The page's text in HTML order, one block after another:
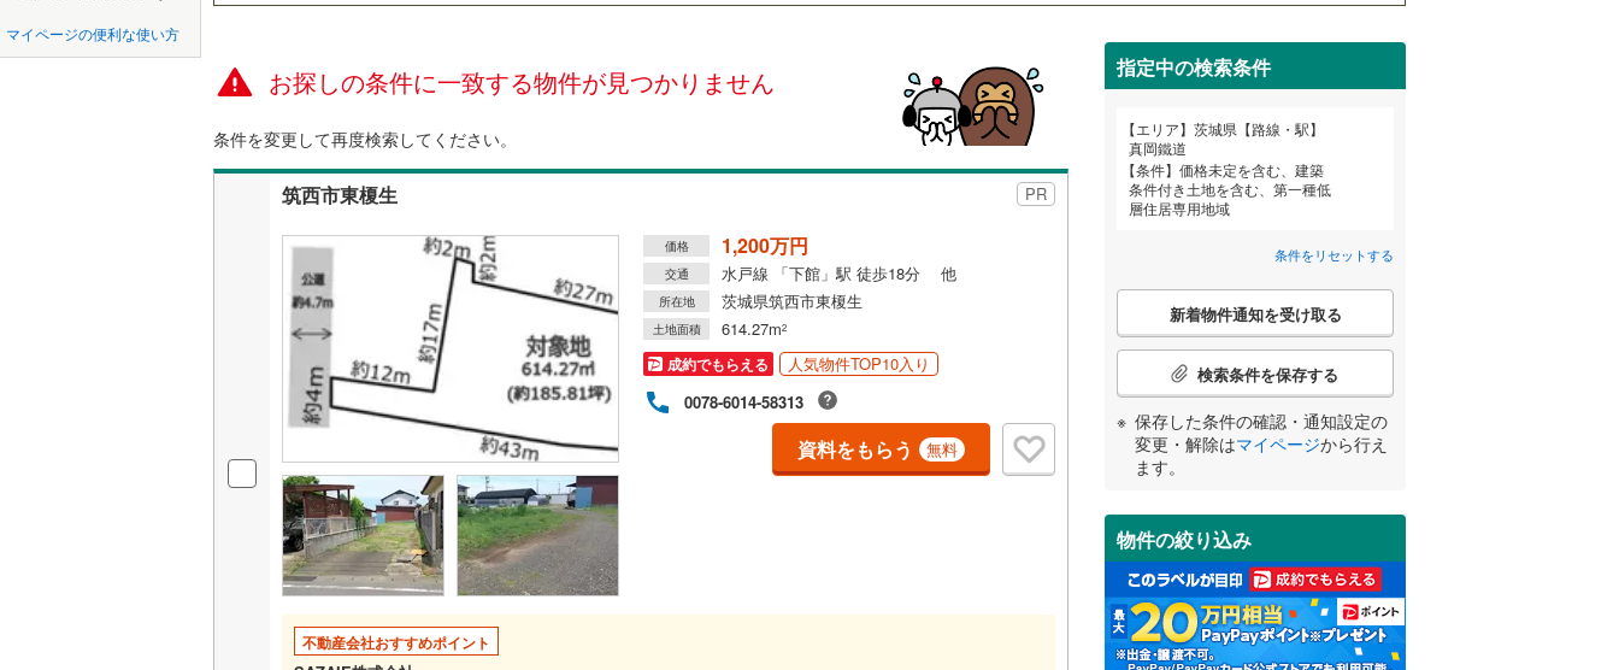
マイページの便利な使い方
お探しの条件に一致する物件が見つかりません
条件を変更して再度検索してください。
筑西市東榎生 PR
価格 1,200万円
交通 水戸線 「下館」駅 徒歩18分 他
所在地 茨城県筑西市東榎生
土地面積 614.27m2
成約でもらえる
人気物件TOP10入り
0078-6014-58313
資料をもらう 無料
不動産会社おすすめポイント
指定中の検索条件
エリア
茨城県【路線・駅】
真岡鐵道
条件
価格未定を含む、建築
条件付き土地を含む、第一種低
層住居専用地域
条件をリセットする
こ
検
条
件
受
け
取
る
・
条
新着物件通知を受け取る
検索条件を保存する
保存した条件の確認・通知設定の
変更・解除はマイページから行え
ます。
物件の絞り込み
中国 鳥取 島根 岡山 広島 山口
四国 徳島 香川 愛媛
九州・沖縄 福岡 大分 鹿児島
該当物件 この条件で検索する 市区町村を選択する 条件をリセットする
桜川市(4)
神栖市(1) 鉾田市(0)
つくばみらい市
東茨城郡茨城町(1)
那珂郡東海村(0)
久慈郡大子町(0)
稲敷郡河内町( 結城郡八千代町 0)
北相馬郡利根町
該当物件 この条件で検索する 市区町村以下を選択する 条件をリセットする
該当物件 この条件で検索する 条件をリセットする
該当物件 この条件で検索する 駅を選択する 条件をリセットする
該当物件 この条件で検索する 条件をリセットする
該当物件 この条件で検索する 条件をリセットする
保存した条件を見る